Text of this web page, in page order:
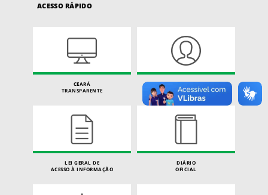
ACESSO RÁPIDO
CEARÁ
TRANSPARENTE
CARTA DE SERVIÇOS
DO CIDADÃO
LEI GERAL DE
ACESSO À INFORMAÇÃO
DIÁRIO
OFICIAL